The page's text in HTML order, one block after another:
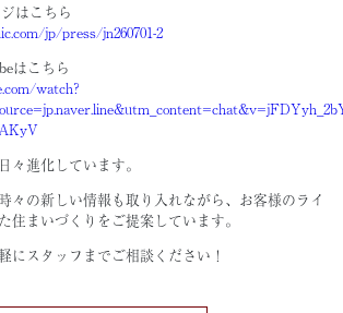
はこちら
jp/press/jn260701-2
はこちら
watch?
々進化しています。
々の新しい情報も取り入れながら、お客様のライ
住まいづくりをご提案しています。
にスタッフまでご相談ください！